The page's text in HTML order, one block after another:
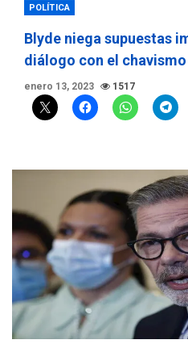
POLÍTICA
Blyde niega supuestas
diálogo con el chavismo
enero 13, 2023 1517